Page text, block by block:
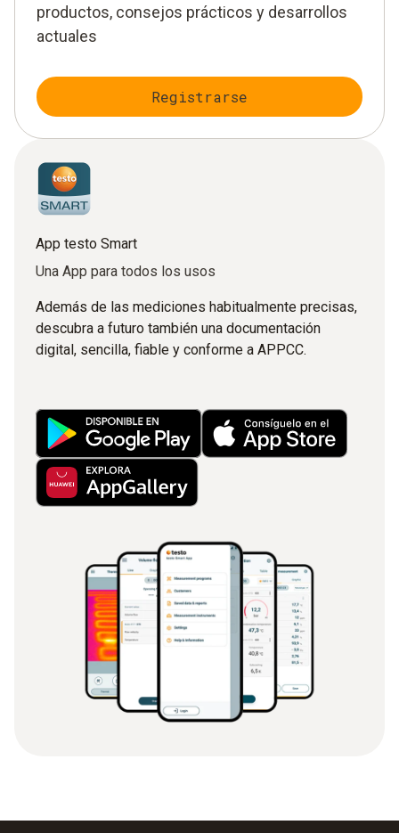
productos, consejos prácticos y desarrollos
actuales
Registrarse
App testo Smart
Una App para todos los usos
Además de las mediciones habitualmente precisas,
descubra a futuro también una documentación
digital, sencilla, fiable y conforme a APPCC.